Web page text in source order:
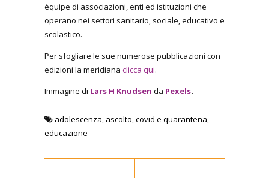
équipe di associazioni, enti ed istituzioni che
operano nei settori sanitario, sociale, educativo e
scolastico.
Per sfogliare le sue numerose pubblicazioni con
edizioni la meridiana clicca qui.
Immagine di Lars H Knudsen da Pexels.
adolescenza, ascolto,covid e quarantena,
educazione